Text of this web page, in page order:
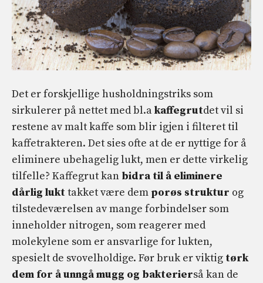
Det er forskjellige husholdningstriks som
sirkulerer på nettet med bl.akaffegrutdet vil si
restene av malt kaffe som blir igjen i filteret til
kaffetrakteren. Det sies ofte at de er nyttige for å
eliminere ubehagelig lukt, men er dette virkelig
tilfelle? Kaffegrut kan bidra til å eliminere
dårlig lukttakket være dem porøs struktur og
tilstedeværelsen av mange forbindelser som
inneholder nitrogen, som reagerer med
molekylene som er ansvarlige for lukten,
spesielt de svovelholdige. Før bruk er viktig tørk
dem for å unngå mugg og bakterierså kan de